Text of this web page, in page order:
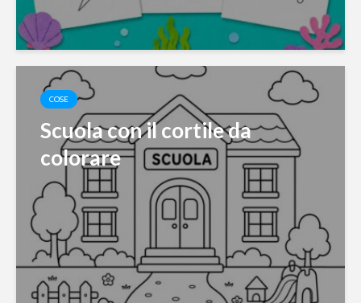
COSE
Scuola con il cortile da
colorare